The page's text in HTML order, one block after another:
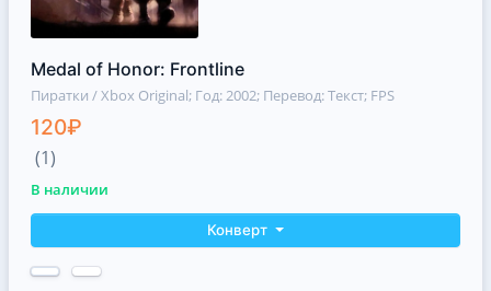
Medal of Honor: Frontline
Пиратки / Xbox Original; Год: 2002; Перевод: Текст; FPS
120₽
(1)
В наличии
Конверт